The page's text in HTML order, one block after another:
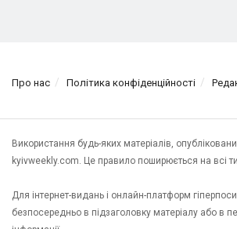
Про нас Політика конфіденційності
Використання будь-яких матеріалів,
kyivweekly.com. Це правило поширюється на всі
Для інтернет-видань і онлайн-платформ
безпосередньо в підзаголовку матеріалу або в